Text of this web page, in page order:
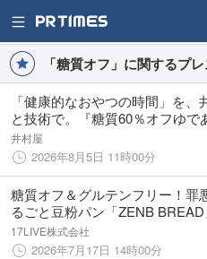
「糖質オフ」に関するプ
「健康的なおやつの時間」を、
と技術で。『糖質60％オフゆで
8月17日（月）より発売
井村屋
2026年8月5日 11時00分
糖質オフ＆グルテンフリー！罪
るごと豆粉パン「ZENB
イブコマースイベントを「
17LIVE株式会社
2026年7月17日 14時00分